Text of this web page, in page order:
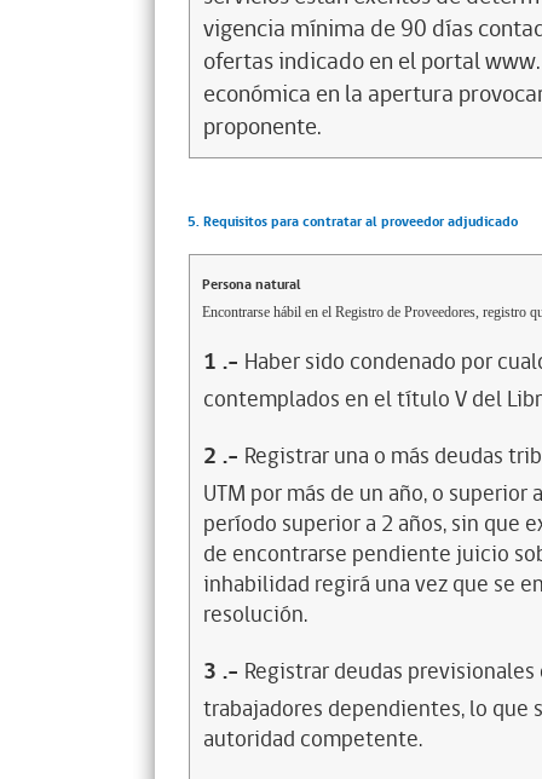
vigencia mínima de 90 días
ofertas indicado en el portal
económica en la apertura
proponente.
5. Requisitos para contratar al proveedor adjudicado
Persona natural
Encontrarse hábil en el Registro de Proveedores, registro
1 .- Haber sido condenado por
contemplados en el título V del
2 .- Registrar una o más deudas
UTM por más de un año, o
período superior a 2 años, sin que
de encontrarse pendiente juicio
inhabilidad regirá una vez que se
resolución.
3 .- Registrar deudas
trabajadores dependientes, lo
autoridad competente.